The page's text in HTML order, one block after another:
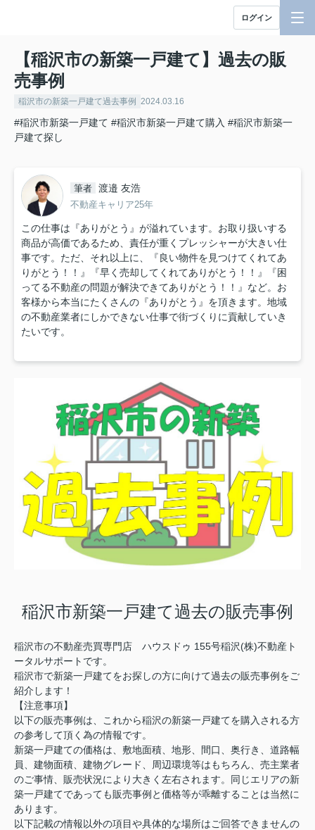
ログイン
【稲沢市の新築一戸建て】過去の販
売事例
稲沢市の新築一戸建て過去事例 2024.03.16
#稲沢市新築一戸建て #稲沢市新築一戸建て購入 #稲沢市新築一
戸建て探し
筆者 渡邉 友浩
不動産キャリア25年
この仕事は『ありがとう』が溢れています。お取り扱いする
商品が高価であるため、責任が重くプレッシャーが大きい仕
事です。ただ、それ以上に、『良い物件を見つけてくれてあ
りがとう！！』『早く売却してくれてありがとう！！』『困
ってる不動産の問題が解決できてありがとう！！』など。お
客様から本当にたくさんの『ありがとう』を頂きます。地域
の不動産業者にしかできない仕事で街づくりに貢献していき
たいです。
稲沢市新築一戸建て過去の販売事例
稲沢市の不動産売買専門店 ハウスドゥ 155号稲沢(株)不動産ト
ータルサポートです。
稲沢市で新築一戸建てをお探しの方に向けて過去の販売事例をご
紹介します！
【注意事項】
以下の販売事例は、これから稲沢の新築一戸建てを購入される方
の参考して頂く為の情報です。
新築一戸建ての価格は、敷地面積、地形、間口、奥行き、道路幅
員、建物面積、建物グレード、周辺環境等はもちろん、売主業者
のご事情、販売状況により大きく左右されます。同じエリアの新
築一戸建てであっても販売事例と価格等が乖離することは当然に
あります。
以下記載の情報以外の項目や具体的な場所はご回答できませんの